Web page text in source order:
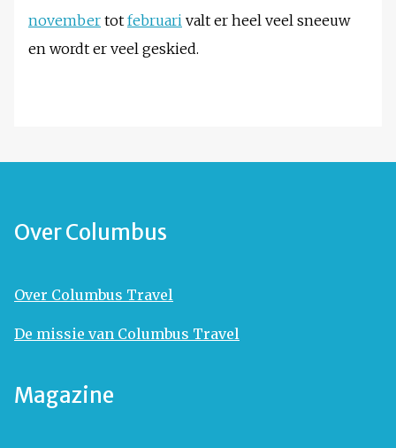
november tot februari valt er heel veel sneeuw
en wordt er veel geskied.
Over Columbus
Over Columbus Travel
De missie van Columbus Travel
Magazine